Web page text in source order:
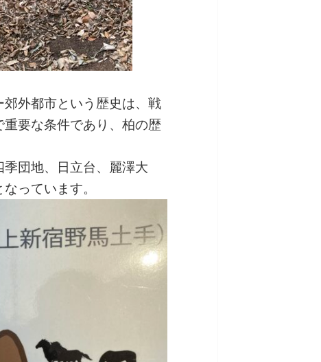
外都市という歴史は、戦
要な条件であり、柏の歴
団地、日立台、麗澤大
っています。